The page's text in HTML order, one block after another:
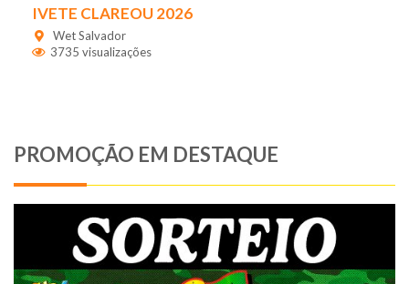
IVETE CLAREOU 2026
Wet Salvador
3735 visualizações
PROMOÇÃO EM DESTAQUE